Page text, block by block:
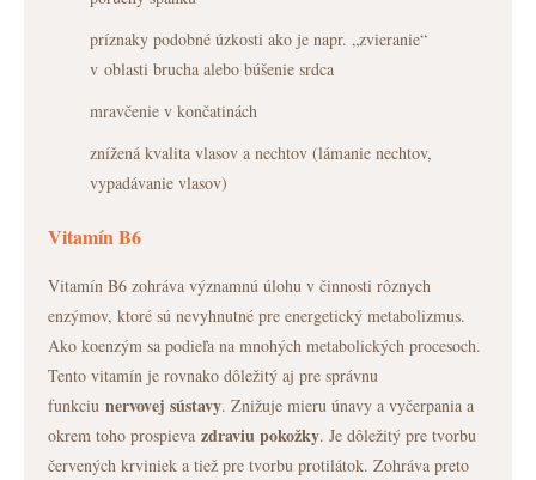
príznaky podobné úzkosti ako je napr. „zvieranie“
v oblasti brucha alebo búšenie srdca
mravčenie v končatinách
znížená kvalita vlasov a nechtov (lámanie nechtov,
vypadávanie vlasov)
Vitamín B6
Vitamín B6 zohráva významnú úlohu v činnosti rôznych
enzýmov, ktoré sú nevyhnutné pre energetický metabolizmus.
Ako koenzým sa podieľa na mnohých metabolických procesoch.
Tento vitamín je rovnako dôležitý aj pre správnu
funkciu nervovej sústavy. Znižuje mieru únavy a vyčerpania a
okrem toho prospieva zdraviu pokožky. Je dôležitý pre tvorbu
červených krviniek a tiež pre tvorbu protilátok. Zohráva preto